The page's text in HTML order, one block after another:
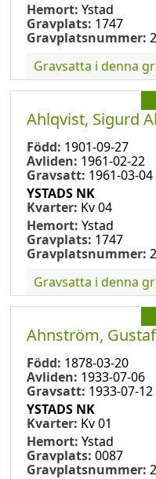
Hemort: Ystad
Gravplats: 1747
Gravplatsnummer:
Gravsatta i denna
Ahlqvist, Sigurd
Född: 1901-09-27
Avliden: 1961-02-22
Gravsatt: 1961-03-04
YSTADS NK
Kvarter: Kv 04
Hemort: Ystad
Gravplats: 1747
Gravplatsnummer:
Gravsatta i denna
Ahnström,
Född: 1878-03-20
Avliden: 1933-07-06
Gravsatt: 1933-07-12
YSTADS NK
Kvarter: Kv 01
Hemort: Ystad
Gravplats: 0087
Gravplatsnummer: